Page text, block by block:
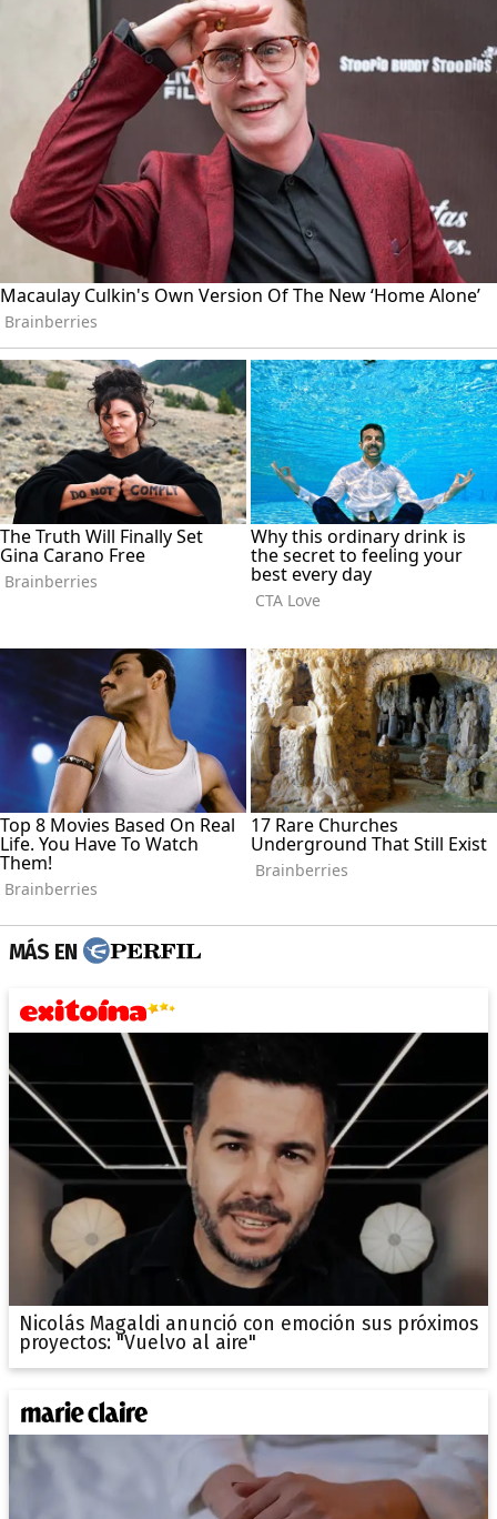
MÁS EN
Nicolás Magaldi anunció con emoción sus próximos
proyectos: "Vuelvo al aire"